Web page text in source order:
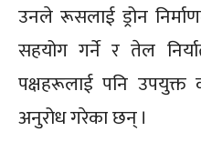
उनले रूसलाई ड्रोन
सहयोग गर्ने र तेल
पक्षहरूलाई पनि उपयुक्त
अनुरोध गरेका छन् ।